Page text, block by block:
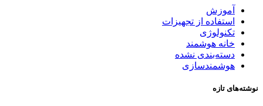
آموزش
استفاده از تجهیزات
تکنولوژی
خانه هوشمند
دسته‌بندی نشده
هوشمندسازی
نوشته‌های تازه